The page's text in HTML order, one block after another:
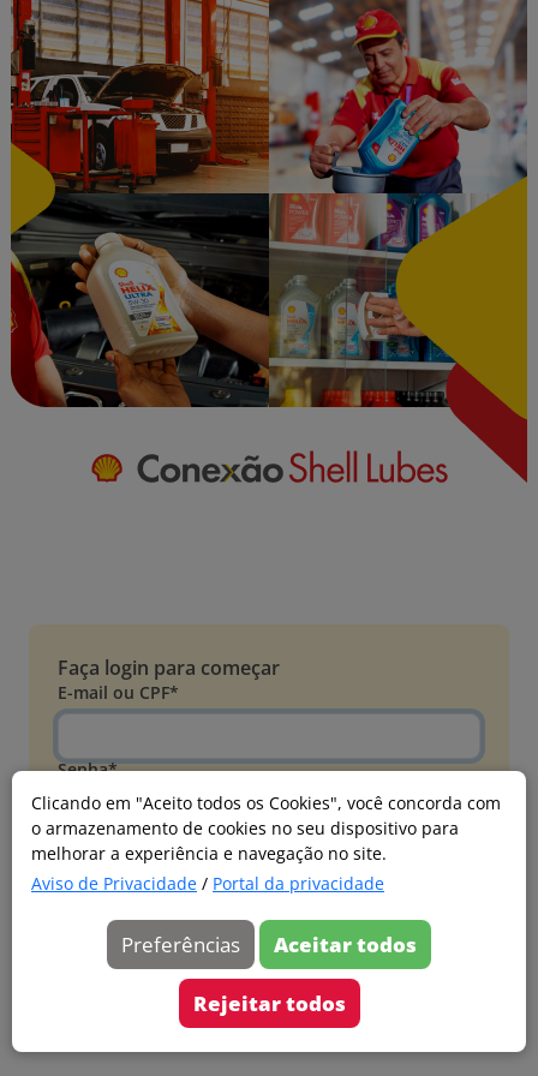
Clicando em "Aceito todos os Cookies", você concorda com
o armazenamento de cookies no seu dispositivo para
melhorar a experiência e navegação no site.
Aviso de Privacidade / Portal da privacidade
Preferências Aceitar todos
Rejeitar todos
Faça login para começar
E-mail ou CPF*
Senha*
Esqueci minha senha
Entrar
Acessar com Microsoft
Ainda não faz parte?
Cadastre-se
Versão 20260805.7